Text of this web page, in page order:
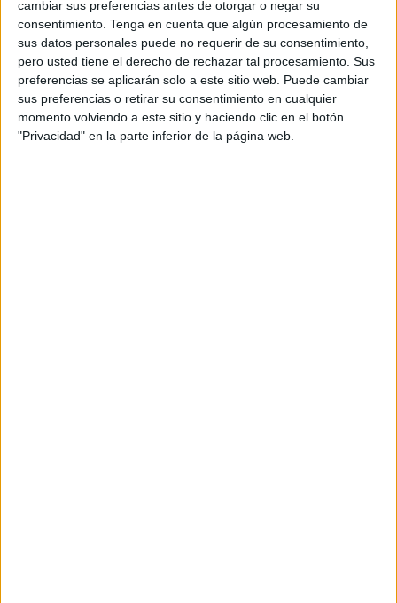
cambiar sus preferencias antes de otorgar o negar su
consentimiento. Tenga en cuenta que algún procesamiento de
sus datos personales puede no requerir de su consentimiento,
pero usted tiene el derecho de rechazar tal procesamiento. Sus
preferencias se aplicarán solo a este sitio web. Puede cambiar
sus preferencias o retirar su consentimiento en cualquier
momento volviendo a este sitio y haciendo clic en el botón
"Privacidad" en la parte inferior de la página web.
marítimo.
Esta intervención decidida forma parte de lascampañas
intensivasque buscan combatir infracciones en las playas
en este periodo estival.